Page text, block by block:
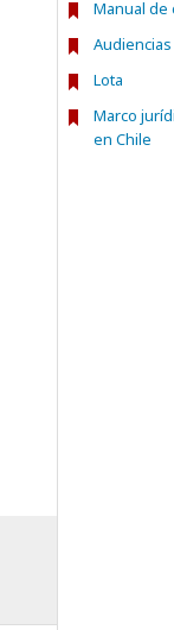
Manual de
Lota
Marco
en Chile